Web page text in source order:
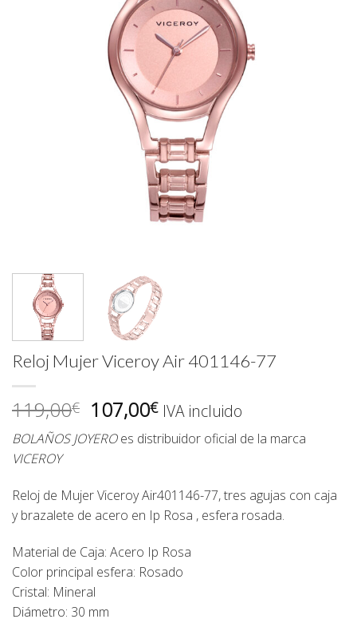
Reloj Mujer Viceroy Air 401146-77
119,00€ El
precio
original
119,00€.
107,00€El
precio
actual
107,00€.
IVA incluido
BOLAÑOS JOYEROes distribuidor oficial de la marca
VICEROY
Reloj de Mujer Viceroy Air401146-77, tres agujas con caja
y brazalete de acero en Ip Rosa , esfera rosada.
Material de Caja: Acero Ip Rosa
Color principal esfera: Rosado
Cristal: Mineral
Diámetro: 30 mm